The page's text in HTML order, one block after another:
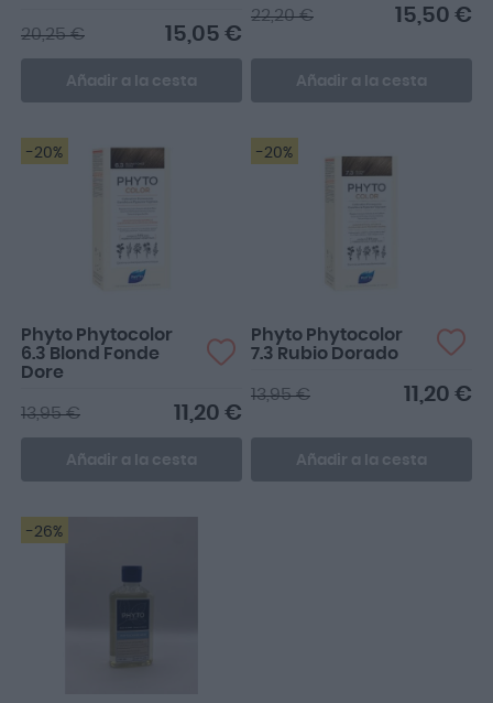
15,05 €
20,25 €
Añadir a la cesta
15,50 €
22,20 €
Añadir a la cesta
-20%
Phyto Phytocolor
6.3 Blond Fonde
Dore
11,20 €
13,95 €
Añadir a la cesta
-20%
Phyto Phytocolor
7.3 Rubio Dorado
11,20 €
13,95 €
Añadir a la cesta
-26%